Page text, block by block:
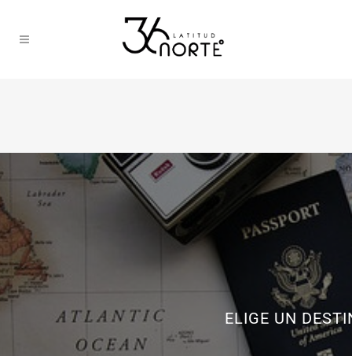
ELIGE UN